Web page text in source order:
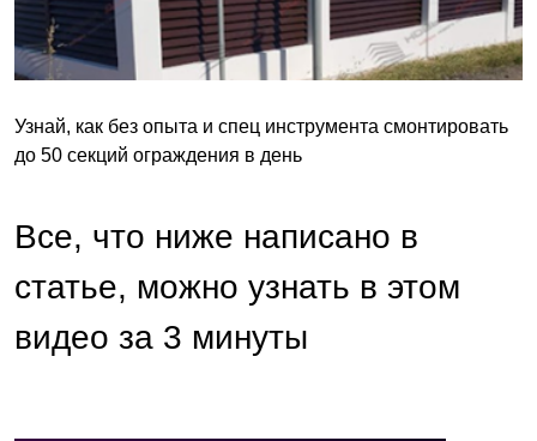
Узнай, как без опыта и спец инструмента смонтировать
до 50 секций ограждения в день
Все, что ниже написано в
статье, можно узнать в этом
видео за 3 минуты